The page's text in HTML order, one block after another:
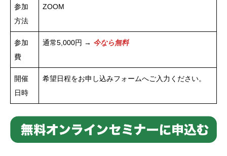
参加
方法
ZOOM
参加
費
通常5,000円 → 今なら無料
開催
日時
希望日程をお申し込みフォームへご入力ください。